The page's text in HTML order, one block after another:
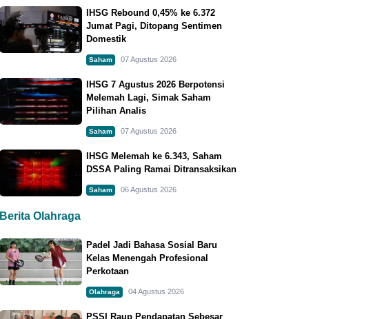
IHSG Rebound 0,45% ke 6.372
Jumat Pagi, Ditopang Sentimen
Domestik
Saham 07 Agustus 2026
IHSG 7 Agustus 2026 Berpotensi
Melemah Lagi, Simak Saham
Pilihan Analis
Saham 07 Agustus 2026
IHSG Melemah ke 6.343, Saham
DSSA Paling Ramai Ditransaksikan
Saham 06 Agustus 2026
Berita Olahraga
Padel Jadi Bahasa Sosial Baru
Kelas Menengah Profesional
Perkotaan
Olahraga 04 Agustus 2026
PSSI Raup Pendapatan Sebesar